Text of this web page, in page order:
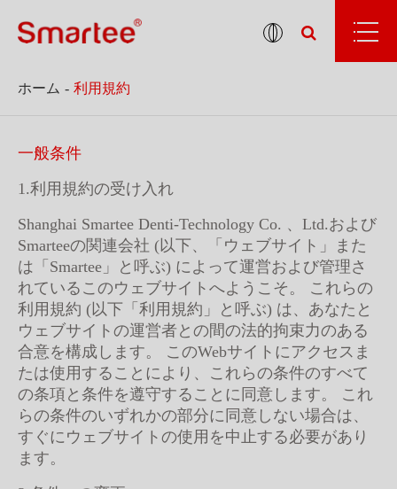
ホーム 利用規約
一般条件
1.利用規約の受け入れ
Shanghai Smartee Denti-Technology Co. 、Ltd.および
Smarteeの関連会社 (以下、「ウェブサイト」また
は「Smartee」と呼ぶ) によって運営および管理さ
れているこのウェブサイトへようこそ。 これらの
利用規約 (以下「利用規約」と呼ぶ) は、あなたと
ウェブサイトの運営者との間の法的拘束力のある
合意を構成します。 このWebサイトにアクセスま
たは使用することにより、これらの条件のすべて
の条項と条件を遵守することに同意します。 これ
らの条件のいずれかの部分に同意しない場合は、
すぐにウェブサイトの使用を中止する必要があり
ます。